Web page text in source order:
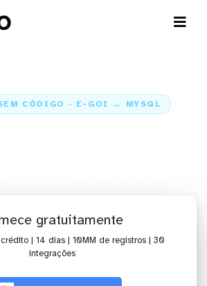
CÓDIGO · E-GOI → MYSQL
gratuitamente
| 14 dias | 10MM de registros | 30
integrações